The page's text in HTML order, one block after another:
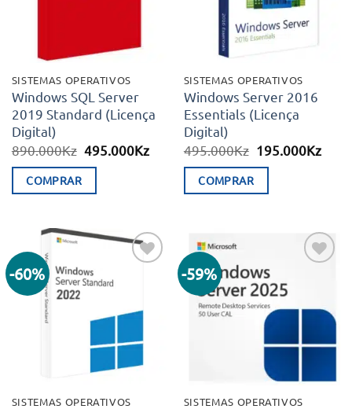
SISTEMAS OPERATIVOS
Windows SQL Server
2019 Standard (Licença
Digital)
890.000Kz O
era:
495.000KzO
COMPRAR
SISTEMAS OPERATIVOS
Windows Server 2016
Essentials (Licença
Digital)
495.000Kz O
era:
195.000KzO
COMPRAR
-60%
Adicionar
aos meus
desejos
SISTEMAS OPERATIVOS
-59%
aos meus
desejos
SISTEMAS OPERATIVOS